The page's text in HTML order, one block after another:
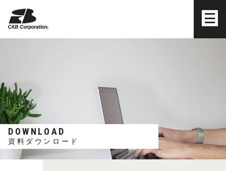
DOWNLOAD
資料ダウンロード